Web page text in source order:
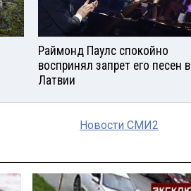
Раймонд Паулс спокойно
воспринял запрет его песен в
Латвии
Новости СМИ2